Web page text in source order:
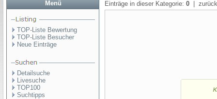
Menü
TOP-Liste Bewertung
TOP-Liste Besucher
Neue Einträge
Detailsuche
Livesuche
TOP100
Suchtipps
Einträge in dieser Kategorie: 0 |